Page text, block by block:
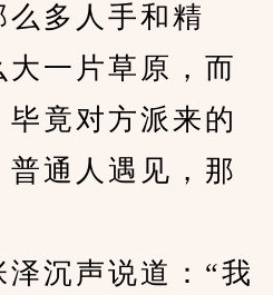
多人手和精
一片草原，而
竟对方派来的
通人遇见，那
沉声说道：“我